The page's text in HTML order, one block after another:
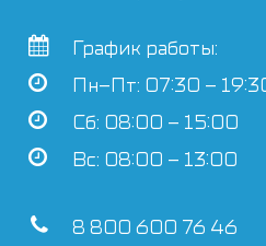
График работы:
Пн–Пт: 07:30 –
Сб: 08:00 – 15:00
Вс: 08:00 – 13:00
8 800 600 76 46